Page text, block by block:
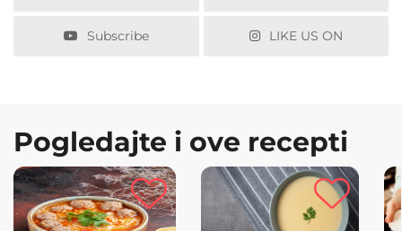
Subscribe LIKE US ON
Pogledajte i ove recepti